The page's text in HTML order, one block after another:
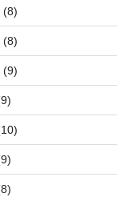
(8)
(8)
(9)